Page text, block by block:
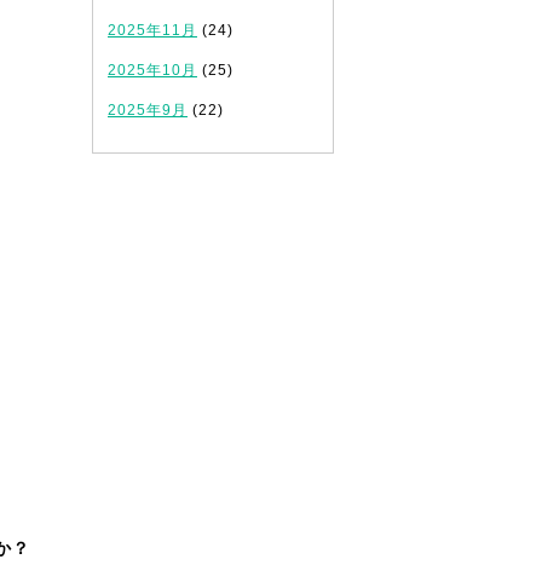
？
2025年11月 (24)
2025年10月 (25)
2025年9月 (22)